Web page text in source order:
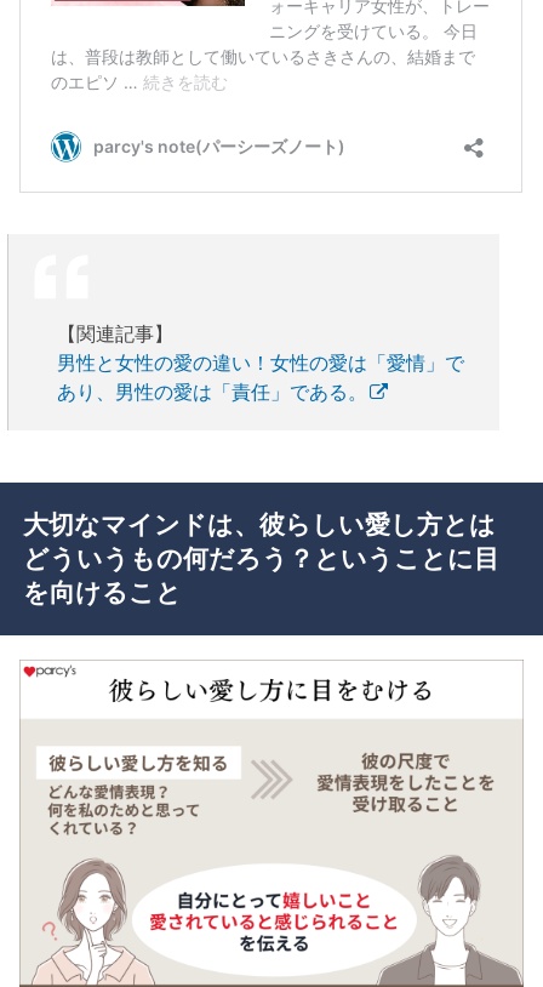
【関連記事】
男性と女性の愛の違い！女性の愛は「愛情」で
あり、男性の愛は「責任」である。
大切なマインドは、彼らしい愛し方とは
どういうもの何だろう？ということに目
を向けること